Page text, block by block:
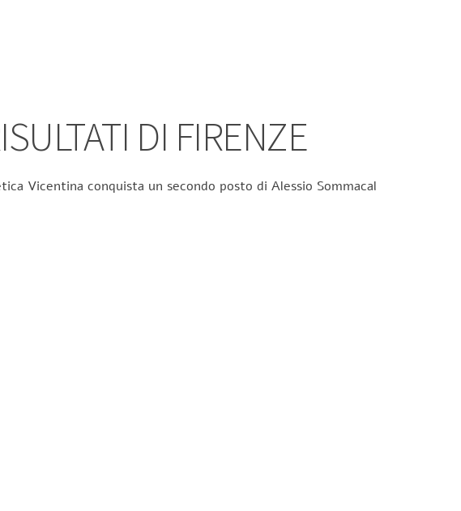
DI FIRENZE
Vicentina conquista un secondo posto di Alessio Sommacal